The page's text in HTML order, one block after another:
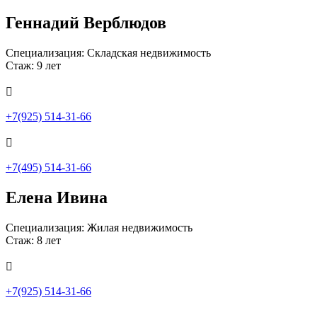
Геннадий Верблюдов
Специализация: Складская недвижимость
Стаж: 9 лет

+7(925) 514-31-66

+7(495) 514-31-66
Елена Ивина
Специализация: Жилая недвижимость
Стаж: 8 лет

+7(925) 514-31-66